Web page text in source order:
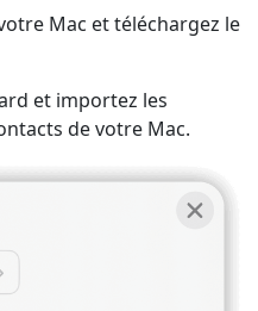
Mac et téléchargez le
et importez les
de votre Mac.